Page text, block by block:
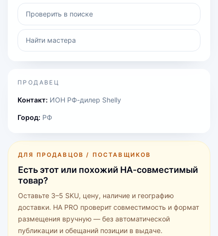
Проверить в поиске
Найти мастера
ПРОДАВЕЦ
Контакт: ИОН РФ-дилер Shelly
Город: РФ
ДЛЯ ПРОДАВЦОВ / ПОСТАВЩИКОВ
Есть этот или похожий HA‑совместимый
товар?
Оставьте 3–5 SKU, цену, наличие и географию
доставки. HA PRO проверит совместимость и формат
размещения вручную — без автоматической
публикации и обещаний позиции в выдаче.